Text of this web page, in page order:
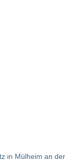
in Mülheim an der